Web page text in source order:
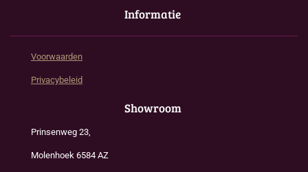
Informatie
Voorwaarden
Privacybeleid
Showroom
Prinsenweg 23,
Molenhoek 6584 AZ